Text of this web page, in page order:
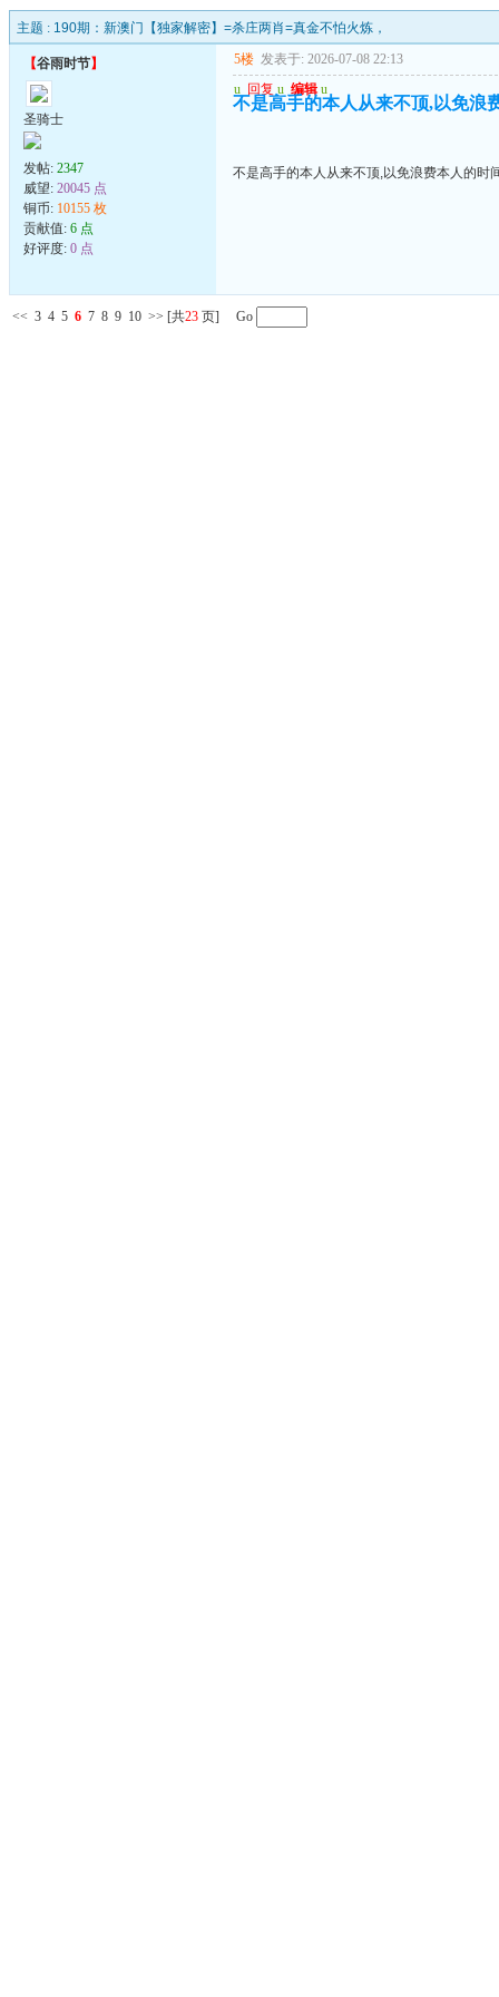
主题 : 190期：新澳门【独家解密】=杀庄两肖=真金不怕火炼，
【谷雨时节】
圣骑士
发帖: 2347
威望: 20045 点
铜币: 10155 枚
贡献值: 6 点
好评度: 0 点
5楼 发表于: 2026-07-08 22:13
u 回复 u 编辑 u
不是高手的本人从来不顶,以免浪
不是高手的本人从来不顶,以免浪费本人的时
<< 3 4 5 6 7 8 9 10 >> [共23 页] Go